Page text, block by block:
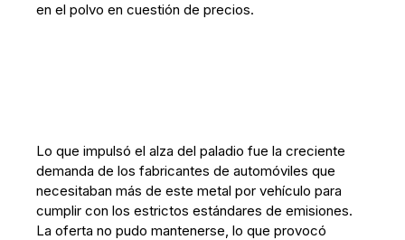
en el polvo en cuestión de precios.
Lo que impulsó el alza del paladio fue la creciente
demanda de los fabricantes de automóviles que
necesitaban más de este metal por vehículo para
cumplir con los estrictos estándares de emisiones.
La oferta no pudo mantenerse, lo que provocó